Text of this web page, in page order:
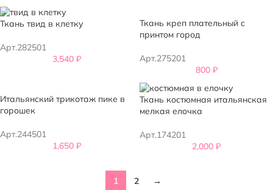
Ткань твид в клетку
Арт.282501
3,540 ₽
Ткань креп плательный с
принтом город
Арт.275201
800 ₽
Итальянский трикотаж пике в
горошек
Арт.244501
1,650 ₽
Ткань костюмная итальянская
мелкая елочка
Арт.174201
2,000 ₽
1 2 →